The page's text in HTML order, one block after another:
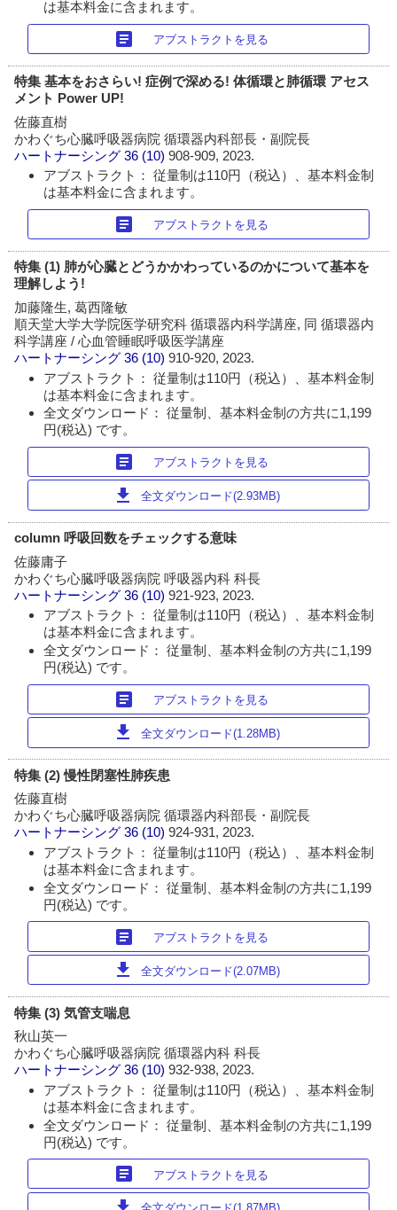
は基本料金に含まれます。
article アブストラクトを見る
特集 基本をおさらい! 症例で深める! 体循環と肺循環 アセス
メント Power UP!
佐藤直樹
かわぐち心臓呼吸器病院 循環器内科部長・副院長
ハートナーシング 36 (10)908-909, 2023.
アブストラクト： 従量制は110円（税込）、基本料金制
は基本料金に含まれます。
article アブストラクトを見る
特集 (1) 肺が心臓とどうかかわっているのかについて基本を
理解しよう!
加藤隆生, 葛西隆敏
順天堂大学大学院医学研究科 循環器内科学講座, 同 循環器内
科学講座 / 心血管睡眠呼吸医学講座
ハートナーシング 36 (10)910-920, 2023.
アブストラクト： 従量制は110円（税込）、基本料金制
は基本料金に含まれます。
全文ダウンロード： 従量制、基本料金制の方共に1,199
円(税込) です。
article アブストラクトを見る
download 全文ダウンロード(2.93MB)
column 呼吸回数をチェックする意味
佐藤庸子
かわぐち心臓呼吸器病院 呼吸器内科 科長
ハートナーシング 36 (10)921-923, 2023.
アブストラクト： 従量制は110円（税込）、基本料金制
は基本料金に含まれます。
全文ダウンロード： 従量制、基本料金制の方共に1,199
円(税込) です。
article アブストラクトを見る
download 全文ダウンロード(1.28MB)
特集 (2) 慢性閉塞性肺疾患
佐藤直樹
かわぐち心臓呼吸器病院 循環器内科部長・副院長
ハートナーシング 36 (10)924-931, 2023.
アブストラクト： 従量制は110円（税込）、基本料金制
は基本料金に含まれます。
全文ダウンロード： 従量制、基本料金制の方共に1,199
円(税込) です。
article アブストラクトを見る
download 全文ダウンロード(2.07MB)
特集 (3) 気管支喘息
秋山英一
かわぐち心臓呼吸器病院 循環器内科 科長
ハートナーシング 36 (10)932-938, 2023.
アブストラクト： 従量制は110円（税込）、基本料金制
は基本料金に含まれます。
全文ダウンロード： 従量制、基本料金制の方共に1,199
円(税込) です。
article アブストラクトを見る